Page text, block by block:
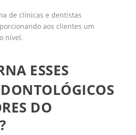
de clínicas e dentistas
aos clientes um
nível.
ESSES
DO